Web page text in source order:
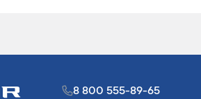
8 800 555-89-65